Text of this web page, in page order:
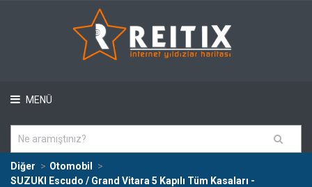
MENÜ
Diğer
Otomobil
SUZUKI Escudo / Grand Vitara 5 Kapılı Tüm Kasaları -